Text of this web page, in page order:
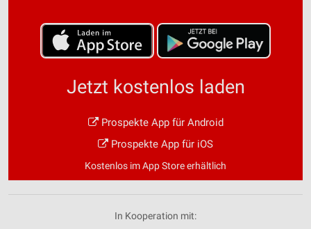
Jetzt kostenlos laden
Prospekte App für Android
Prospekte App für iOS
Kostenlos im App Store erhältlich
In Kooperation mit: